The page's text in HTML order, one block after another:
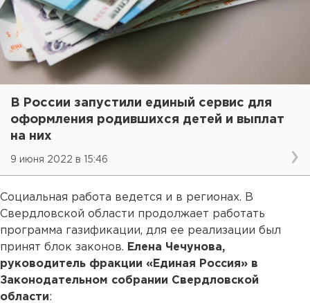
В России запустили единый сервис для
оформления родившихся детей и выплат
на них
9 июня 2022 в 15:46
Социальная работа ведется и в регионах. В
Свердловской области продолжает работать
программа газификации, для ее реализации был
принят блок законов. Елена Чечунова,
руководитель фракции «Единая Россия» в
Законодательном собрании Свердловской
области: